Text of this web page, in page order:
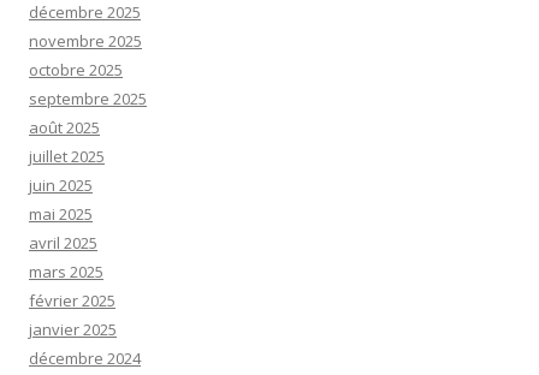
décembre 2025
novembre 2025
octobre 2025
septembre 2025
août 2025
juillet 2025
juin 2025
mai 2025
avril 2025
mars 2025
février 2025
janvier 2025
décembre 2024